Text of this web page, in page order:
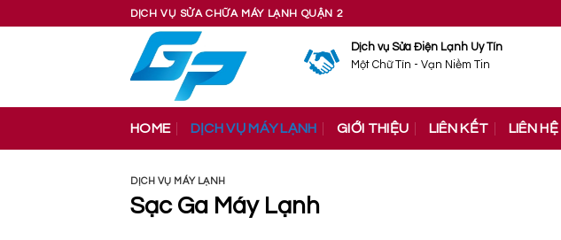
DỊCH VỤ SỬA CHỮA MÁY LẠNH QUẬN 2
Dịch vụ Sửa Điện Lạnh Uy Tín
Một Chữ Tín - Vạn Niềm Tin
HOME DỊCH VỤ MÁY LẠNH GIỚI THIỆU LIÊN KẾT LIÊN HỆ
DỊCH VỤ MÁY LẠNH
Sạc Ga Máy Lạnh